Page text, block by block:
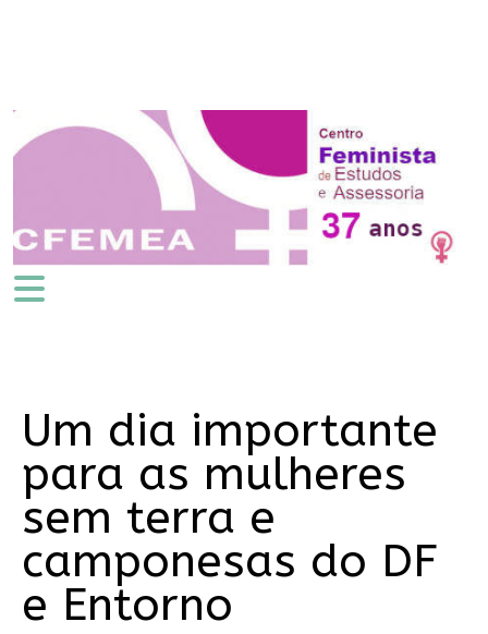
Um dia importante
para as mulheres
sem terra e
camponesas do DF
e Entorno